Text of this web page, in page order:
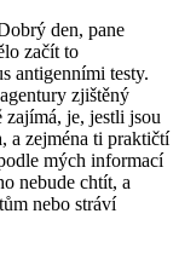
den, pane
začít to
antigenními testy.
zjištěný
je, jestli jsou
a zejména ti praktičtí
mých informací
nebude chtít, a
nebo stráví